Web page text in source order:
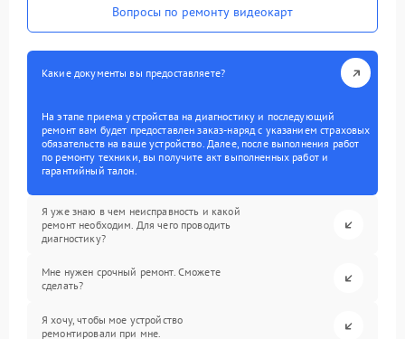
Вопросы по ремонту видеокарт
Какие документы вы предоставляете?
На этапе приема устройства на диагностику и последующий
ремонт вам будет предоставлен заказ-наряд с указанием страховых
обязательств на ваше устройство. Далее, после выполнения работ
по ремонту техники, вы получите акт выполненных работ и
гарантийный талон.
Я уже знаю в чем неисправность и какой
ремонт необходим. Для чего проводить
диагностику?
Мне нужен срочный ремонт. Сможете
сделать?
Я хочу, чтобы мое устройство
ремонтировали при мне.